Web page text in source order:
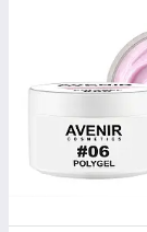
архітектуру
відміну від
Як
Викладка
підготовки
бафом,